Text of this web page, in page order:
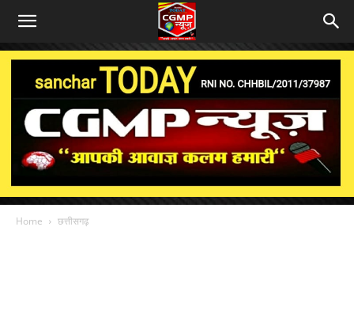
Home छत्तीसगढ़